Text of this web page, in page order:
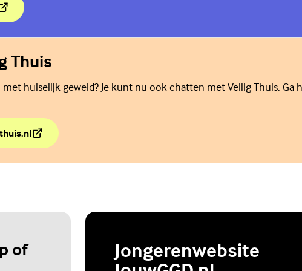
gaan scheiden is dat een moeilijke tijd.
Thuis
huiselijk geweld? Je kunt nu ook chatten met Veilig Thuis. Ga
Thuis
of
Jongerenwebsite